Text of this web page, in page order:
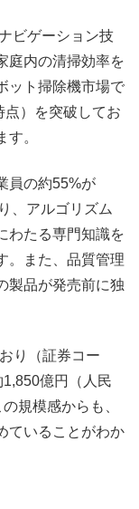
ビゲーション技
庭内の清掃効率を
ット掃除機市場で
）を突破してお
。
員の約55%が
、アルゴリズム
わたる専門知識を
。また、品質管理
製品が発売前に独
り（証券コー
億円（人民
規模感からも、
ていることがわか